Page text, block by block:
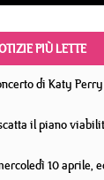
PIÙ LETTE
di Katy
il piano
10 aprile,